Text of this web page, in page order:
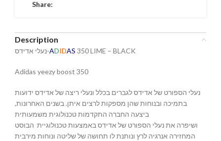
Share:
Description
נעלי אדידס-ADIDAS 350 LIME – BLACK
Adidas yeezy boost 350
נעלי הספורט של אדידס לגברים בכלל ונעלי ריצה של אדידס ידועות
בתמיכה ובנוחות שהן מספקות לרצים איתן. בשנים האחרונות,
ביצעה החברה התקדמות טכנולוגית משמעותית
ושיפרה את נעלי הספורט של אדידס באמצעות טכנולוגיית הבוסט
המחזירה אנרגיה לרץ ונותנת לו תחושה של שליטה ונוחות מירבית